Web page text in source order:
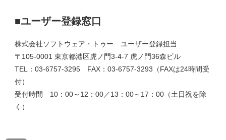
■ユーザー登録窓口
株式会社ソフトウェア・トゥー ユーザー登録担当
〒105-0001 東京都港区虎ノ門3-4-7 虎ノ門36森ビル
TEL：03-6757-3295 FAX：03-6757-3293（FAXは24時間受
付）
受付時間 10：00～12：00／13：00～17：00（土日祝を除
く）